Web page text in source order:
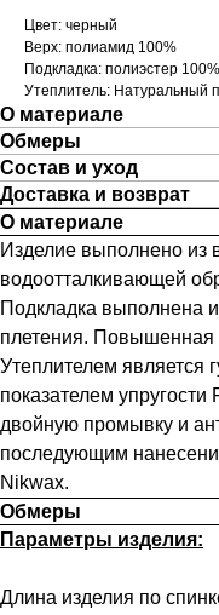
Цвет: черный
Верх: полиамид 100%
Подкладка: полиэстер 100%
Утеплитель: Натуральный
О материале
Обмеры
Состав и уход
Доставка и возврат
О материале
Изделие выполнено из
водоотталкивающей
Подкладка выполнена
плетения. Повышенная
Утеплителем является
показателем
двойную промывку и
последующим
Nikwax.
Обмеры
Параметры изделия:
Длина изделия по